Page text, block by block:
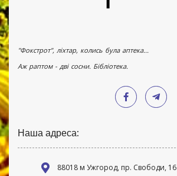
"Фокстрот", ліхтар, колись була аптека...
Аж раптом - дві сосни. Бібліотека.
Наша адреса:
88018 м Ужгород, пр. Свободи, 16